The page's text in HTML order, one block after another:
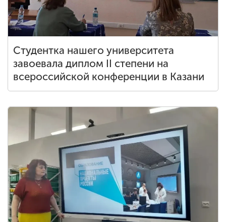
Международная
деятельность
Другие виды
деятельности
Студенческая жизнь
Сведения об
образовательной
организации
ENG SPN CHI
Студентка нашего университета
завоевала диплом II степени на
всероссийской конференции в Казани